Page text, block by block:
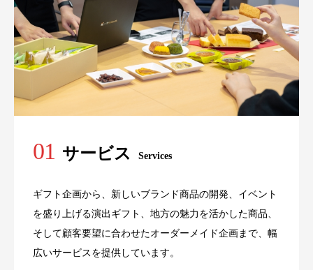
01 サービス Services
ギフト企画から、新しいブランド商品の開発、イベント
を盛り上げる演出ギフト、地方の魅力を活かした商品、
そして顧客要望に合わせたオーダーメイド企画まで、幅
広いサービスを提供しています。